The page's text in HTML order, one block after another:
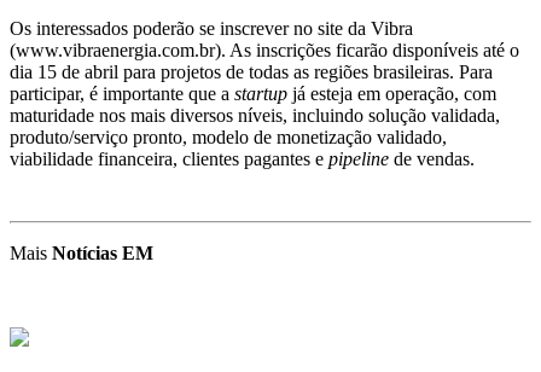
Os interessados poderão se inscrever no site da Vibra
(www.vibraenergia.com.br). As inscrições ficarão disponíveis até o
dia 15 de abril para projetos de todas as regiões brasileiras. Para
participar, é importante que a startup já esteja em operação, com
maturidade nos mais diversos níveis, incluindo solução validada,
produto/serviço pronto, modelo de monetização validado,
viabilidade financeira, clientes pagantes e pipeline de vendas.
Mais Notícias EM